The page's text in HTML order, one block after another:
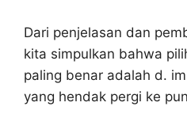
Dari penjelasan dan
kita simpulkan bahwa
paling benar adalah d.
yang hendak pergi ke